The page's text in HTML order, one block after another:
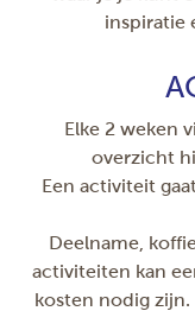
inspiratie
Elke 2 weken
overzicht
Een activiteit
Deelname,
activiteiten kan
kosten nodig zijn.